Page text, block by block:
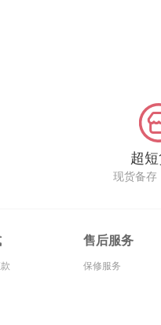
超
现货备存
售后服务
保修服务